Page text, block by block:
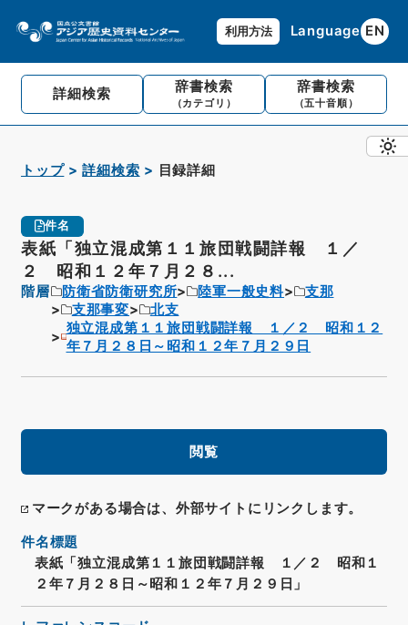
利用方法 Language EN
詳細検索 辞書検索
（カテゴリ）
辞書検索
（五十音順）
トップ 詳細検索 目録詳細
件名
表紙「独立混成第１１旅団戦闘詳報 １／
２ 昭和１２年７月２８...
階層 防衛省防衛研究所 陸軍一般史料
支那
支那事変
北支
独立混成第１１旅団戦闘詳報 １／２ 昭和１２
年７月２８日～昭和１２年７月２９日
閲覧
マークがある場合は、外部サイトにリンクします。
件名標題
表紙「独立混成第１１旅団戦闘詳報 １／２ 昭和１
２年７月２８日～昭和１２年７月２９日」